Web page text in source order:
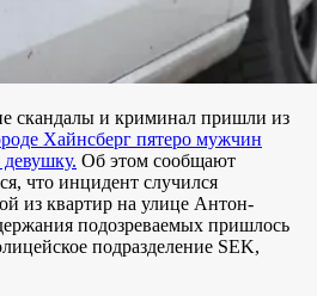
скандалы и криминал пришли из
Хайнсберг пятеро мужчин
Об этом сообщают
что инцидент случился
из квартир на улице Антон-
подозреваемых пришлось
подразделение SEK,